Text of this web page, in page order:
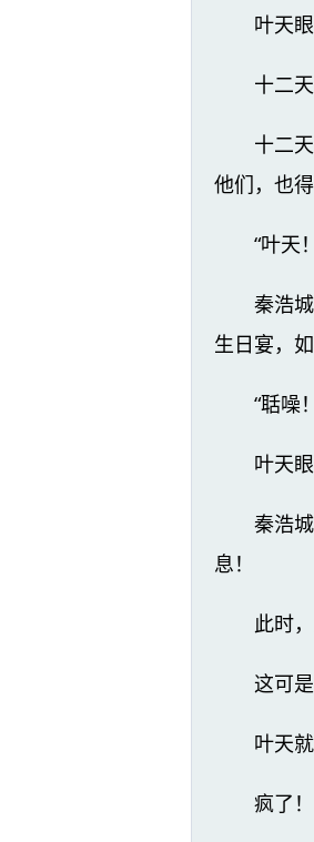
叶天
十二天
十二
他们，也得
“叶天
秦浩
生日宴，
“聒噪
叶天
秦浩
息！
此时
这可
叶天
疯了